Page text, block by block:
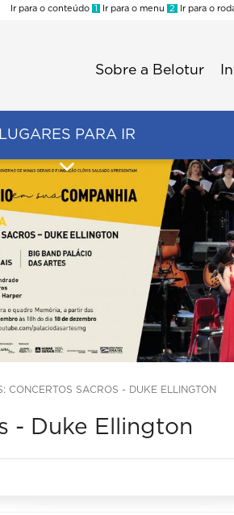
Ir para o conteúdo 1 Ir para o menu 2 Ir para o
Sobre a Belotur
LUGARES PARA IR
CONCERTOS SACROS - DUKE ELLINGTON
- Duke Ellington